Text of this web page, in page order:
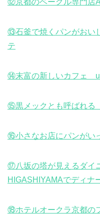
⑫京都のベーグル専門店
⑬石釜で焼くパンがおい
テ
⑭末富の新しいカフェ
⑮黒メックとも呼ばれ
⑯小さなお店にパンが
⑰八坂の塔が見えるダ
HIGASHIYAMAでディナ
⑱ホテルオークラ京都の